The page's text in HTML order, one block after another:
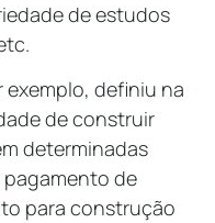
de estudos
definiu na
de construir
determinadas
pagamento de
para construção